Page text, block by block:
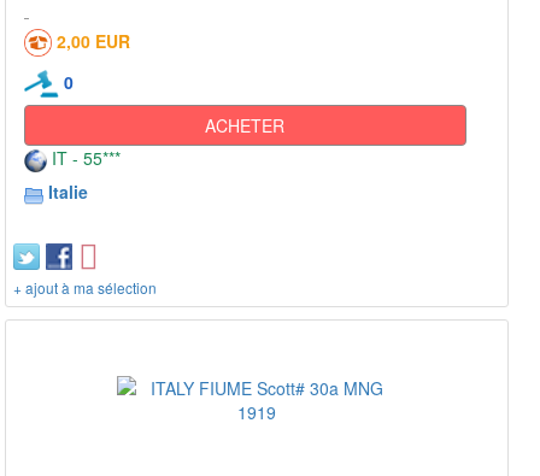
2,00 EUR
0
ACHETER
IT - 55***
Italie
+ ajout à ma sélection